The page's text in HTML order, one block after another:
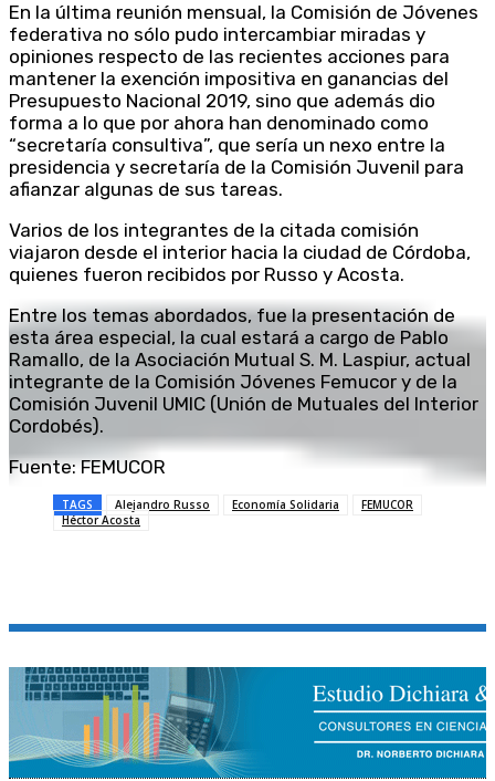
En la última reunión mensual, la Comisión de Jóvenes
federativa no sólo pudo intercambiar miradas y
opiniones respecto de las recientes acciones para
mantener la exención impositiva en ganancias del
Presupuesto Nacional 2019, sino que además dio
forma a lo que por ahora han denominado como
“secretaría consultiva”, que sería un nexo entre la
presidencia y secretaría de la Comisión Juvenil para
afianzar algunas de sus tareas.
Varios de los integrantes de la citada comisión
viajaron desde el interior hacia la ciudad de Córdoba,
quienes fueron recibidos por Russo y Acosta.
Entre los temas abordados, fue la presentación de
esta área especial, la cual estará a cargo de Pablo
Ramallo, de la Asociación Mutual S. M. Laspiur, actual
integrante de la Comisión Jóvenes Femucor y de la
Comisión Juvenil UMIC (Unión de Mutuales del Interior
Cordobés).
Fuente: FEMUCOR
TAGS Alejandro Russo Economía Solidaria
FEMUCOR
Héctor Acosta